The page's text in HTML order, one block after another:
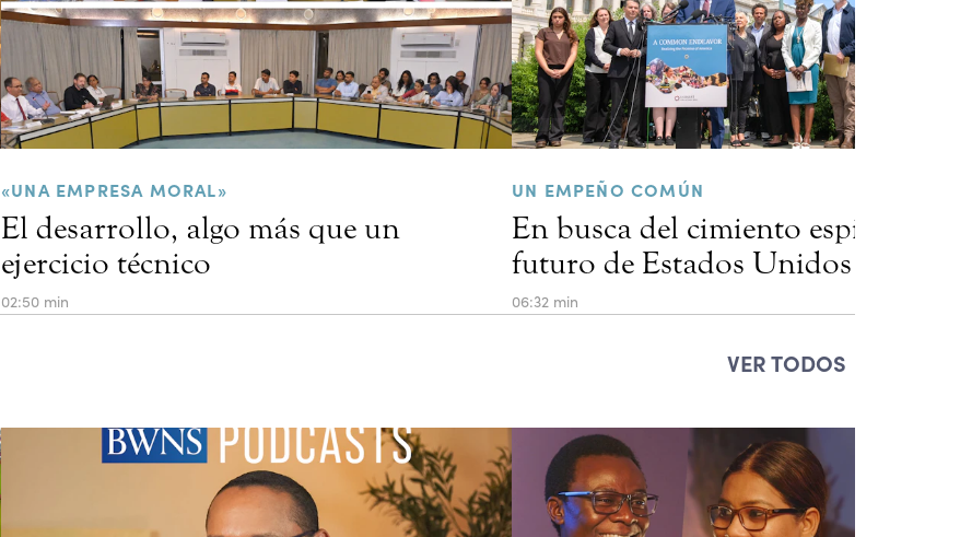
«UNA EMPRESA MORAL»
El desarrollo, algo más que un
ejercicio técnico
02:50 min
UN EMPEÑO COMÚN
En busca del cimiento espiritual
futuro de Estados Unidos
06:32 min
VER TODOS